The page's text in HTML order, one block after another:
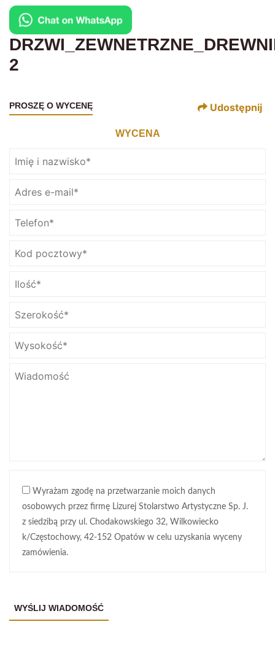
2
PROSZĘ O WYCENĘ Udostępnij
WYCENA
Wyrażam zgodę na przetwarzanie moich danych
osobowych przez firmę Lizurej Stolarstwo Artystyczne Sp. J.
z siedzibą przy ul. Chodakowskiego 32, Wilkowiecko
k/Częstochowy, 42-152 Opatów w celu uzyskania wyceny
zamówienia.